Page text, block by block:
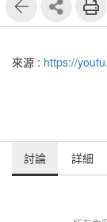
來源 : https://
討論 詳細